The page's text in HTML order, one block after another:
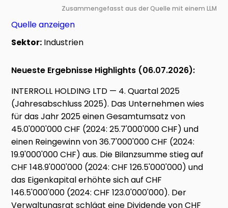
Zusammengefasst aus der Quelle mit einem LLM
Quelle anzeigen
Sektor: Industrien
Neueste Ergebnisse Highlights (06.07.2026):
INTERROLL HOLDING LTD — 4. Quartal 2025
(Jahresabschluss 2025). Das Unternehmen wies
für das Jahr 2025 einen Gesamtumsatz von
45.0'000'000 CHF (2024: 25.7'000'000 CHF) und
einen Reingewinn von 36.7'000'000 CHF (2024:
19.9'000'000 CHF) aus. Die Bilanzsumme stieg auf
CHF 148.9'000'000 (2024: CHF 126.5'000'000) und
das Eigenkapital erhöhte sich auf CHF
146.5'000'000 (2024: CHF 123.0'000'000). Der
Verwaltungsrat schlägt eine Dividende von CHF